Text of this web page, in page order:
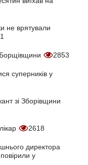
не врятували
Борщівщини 2853
суперників у
зі Зборівщини
2618
директора
у